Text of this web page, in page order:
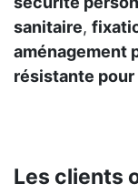
sanitaire,
aménagement
résistante pour
Les clients